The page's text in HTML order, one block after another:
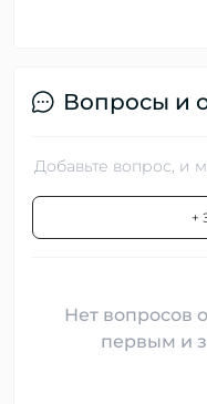
Вопросы и
Добавьте вопрос, и
+
Нет вопросов
первым и